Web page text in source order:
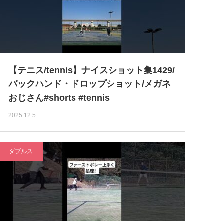
【テニス/tennis】ナイスショット集1429/
バックハンド・ドロップショット/メガネ
おじさん#shorts #tennis
2025.12.5
ダブルス